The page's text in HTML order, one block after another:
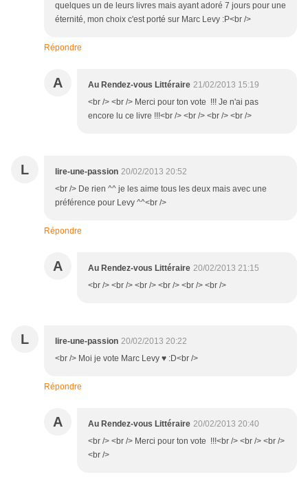
quelques un de leurs livres mais ayant adoré 7 jours pour une
éternité, mon choix c'est porté sur Marc Levy :P<br />
Répondre
A Au Rendez-vous Littéraire 21/02/2013 15:19
<br /> <br /> Merci pour ton vote !!! Je n'ai pas
encore lu ce livre !!!<br /> <br /> <br /> <br />
L lire-une-passion 20/02/2013 20:52
<br /> De rien ^^ je les aime tous les deux mais avec une
préférence pour Levy ^^<br />
Répondre
A Au Rendez-vous Littéraire 20/02/2013 21:15
<br /> <br /> <br /> <br /> <br /> <br />
L lire-une-passion 20/02/2013 20:22
<br /> Moi je vote Marc Levy ♥ :D<br />
Répondre
A Au Rendez-vous Littéraire 20/02/2013 20:40
<br /> <br /> Merci pour ton vote !!!<br /> <br /> <br />
<br />